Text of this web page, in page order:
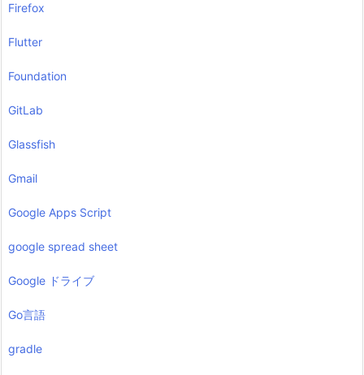
Firefox
Flutter
Foundation
GitLab
Glassfish
Gmail
Google Apps Script
google spread sheet
Google ドライブ
Go言語
gradle